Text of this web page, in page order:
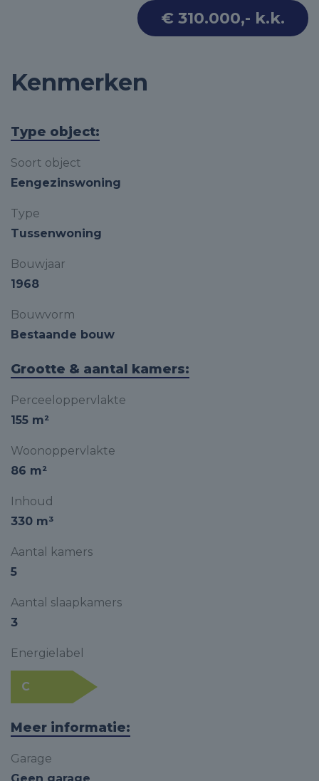
€ 310.000,- k.k.
Kenmerken
Type object:
Soort object
Eengezinswoning
Type
Tussenwoning
Bouwjaar
1968
Bouwvorm
Bestaande bouw
Grootte & aantal kamers:
Perceeloppervlakte
155 m²
Woonoppervlakte
86 m²
Inhoud
330 m³
Aantal kamers
5
Aantal slaapkamers
3
Energielabel
C
Meer informatie:
Garage